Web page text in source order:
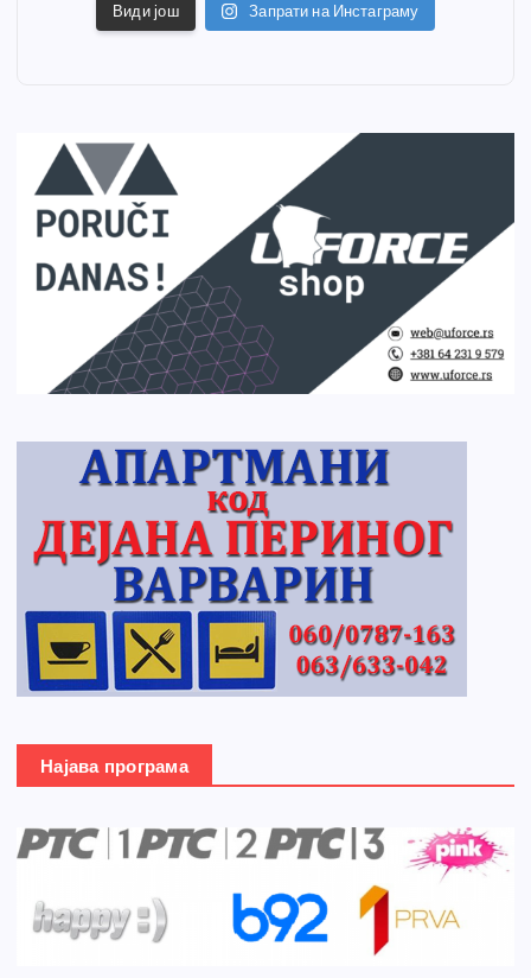
Види још Запрати на Инстаграму
Најава програма